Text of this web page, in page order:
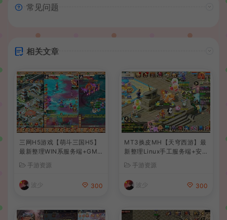
常见问题
相关文章
三网H5游戏【萌斗三国H5】
最新整理WIN系服务端+GM
后台+详细搭建教程
手游资源
波少 300
MT3换皮MH【天穹西游】最
新整理Linux手工服务端+安
卓苹果双端+GM后台+详细搭
建教程+全套源码+视频教程
手游资源
波少 300